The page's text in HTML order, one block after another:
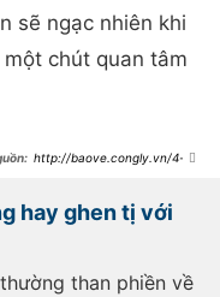
sẽ ngạc nhiên khi
chút quan tâm
http://baove.congly.vn/4-
hay ghen tị với
than phiền về